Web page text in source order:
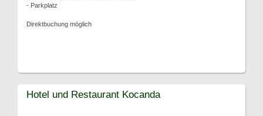
- Parkplatz
Direktbuchung möglich
Hotel und Restaurant Kocanda